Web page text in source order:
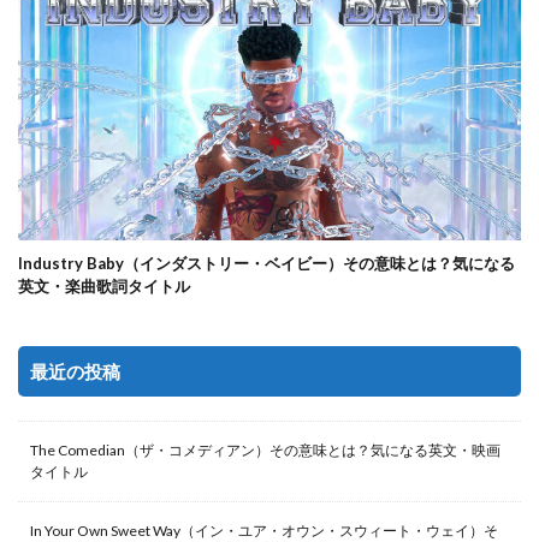
Industry Baby（インダストリー・ベイビー）その意味とは？気になる
英文・楽曲歌詞タイトル
最近の投稿
The Comedian（ザ・コメディアン）その意味とは？気になる英文・映画
タイトル
In Your Own Sweet Way（イン・ユア・オウン・スウィート・ウェイ）そ